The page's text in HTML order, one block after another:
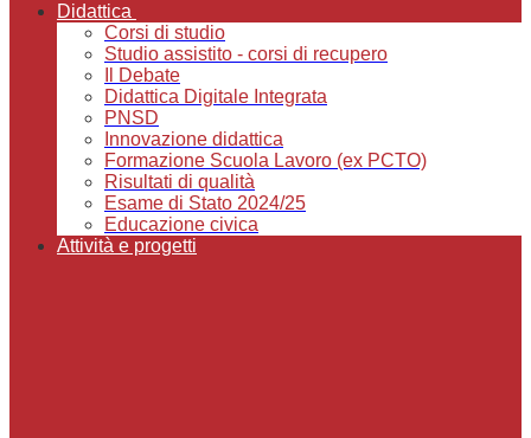
Didattica
Corsi di studio
Studio assistito - corsi di recupero
Il Debate
Didattica Digitale Integrata
PNSD
Innovazione didattica
Formazione Scuola Lavoro (ex PCTO)
Risultati di qualità
Esame di Stato 2024/25
Educazione civica
Attività e progetti